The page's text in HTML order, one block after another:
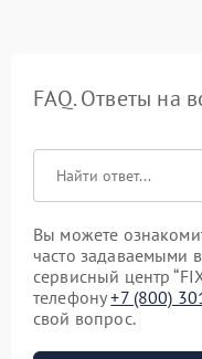
FAQ. Ответы на
Вы можете
часто задаваемыми
сервисный центр
телефону+7 (800)
свой вопрос.